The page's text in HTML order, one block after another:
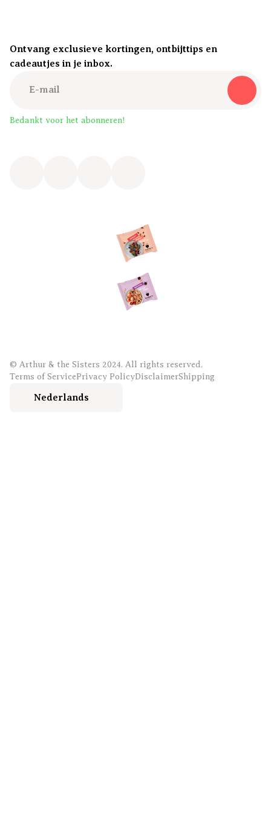
Ontvang exclusieve kortingen, ontbijttips en
cadeautjes in je inbox.
Bedankt voor het abonneren!
Nederlands
© Arthur & the Sisters 2024. All rights reserved.
Terms of ServicePrivacy PolicyDisclaimerShipping